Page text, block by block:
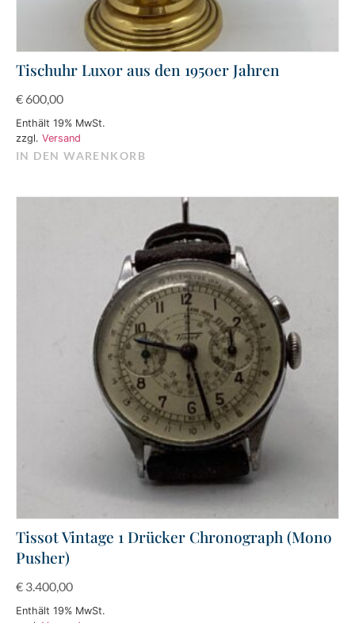
Tischuhr Luxor aus den 1950er Jahren
€ 600,00
Enthält 19% MwSt.
zzgl. Versand
IN DEN WARENKORB
Tissot Vintage 1 Drücker Chronograph (Mono
Pusher)
€ 3.400,00
Enthält 19% MwSt.